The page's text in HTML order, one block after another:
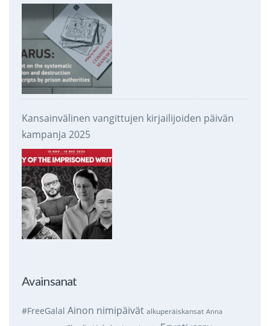
takavarikoinnista ja tuhoamisesta
Kansainvälinen vangittujen kirjailijoiden päivän
kampanja 2025
Avainsanat
#FreeGalal Ainon nimipäivät alkuperäiskansat Anna